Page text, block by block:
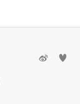
 